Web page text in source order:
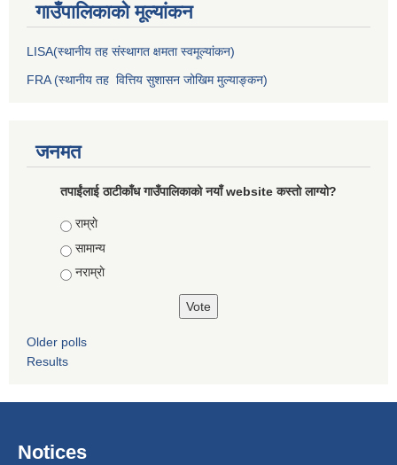
गाउँपालिकाकाे मूल्यांकन
LISA(स्थानीय तह संस्थागत क्षमता स्वमूल्यांकन)
FRA (स्थानीय तह वित्तिय सुशासन जोखिम मुल्याङ्कन)
जनमत
तपाईंलाई ठाटीकाँध गाउँपालिकाको नयाँ website कस्तो लाग्यो?
Choices
राम्राे
सामान्य
नराम्राे
Older polls
Results
Notices